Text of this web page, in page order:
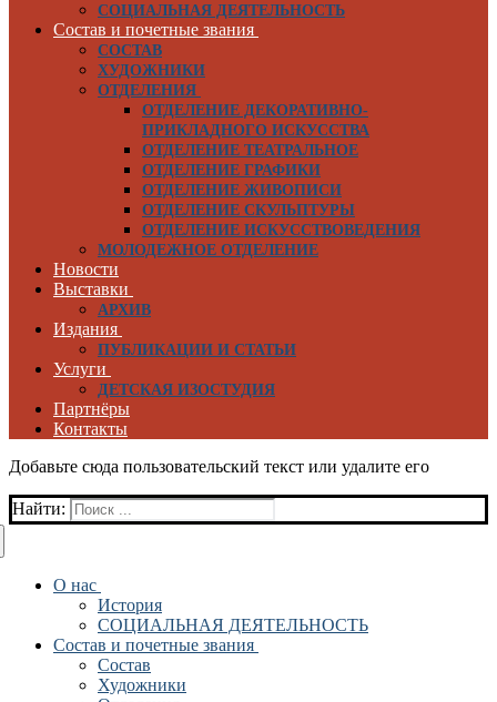
СОЦИАЛЬНАЯ ДЕЯТЕЛЬНОСТЬ
Состав и почетные звания
СОСТАВ
ХУДОЖНИКИ
ОТДЕЛЕНИЯ
ОТДЕЛЕНИЕ ДЕКОРАТИВНО-
ПРИКЛАДНОГО ИСКУССТВА
ОТДЕЛЕНИЕ ТЕАТРАЛЬНОЕ
ОТДЕЛЕНИЕ ГРАФИКИ
ОТДЕЛЕНИЕ ЖИВОПИСИ
ОТДЕЛЕНИЕ СКУЛЬПТУРЫ
ОТДЕЛЕНИЕ ИСКУССТВОВЕДЕНИЯ
МОЛОДЕЖНОЕ ОТДЕЛЕНИЕ
Новости
Выставки
АРХИВ
Издания
ПУБЛИКАЦИИ И СТАТЬИ
Услуги
ДЕТСКАЯ ИЗОСТУДИЯ
Партнёры
Контакты
Добавьте сюда пользовательский текст или удалите его
Найти:
О нас
История
СОЦИАЛЬНАЯ ДЕЯТЕЛЬНОСТЬ
Состав и почетные звания
Состав
Художники